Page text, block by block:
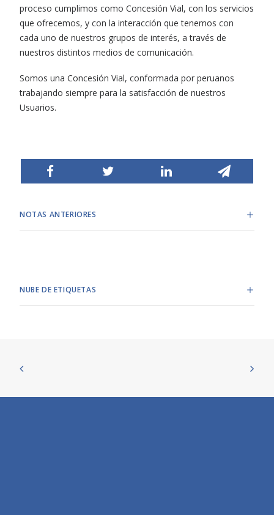
proceso cumplimos como Concesión Vial, con los servicios
que ofrecemos, y con la interacción que tenemos con
cada uno de nuestros grupos de interés, a través de
nuestros distintos medios de comunicación.
Somos una Concesión Vial, conformada por peruanos
trabajando siempre para la satisfacción de nuestros
Usuarios.
NOTAS ANTERIORES
NUBE DE ETIQUETAS